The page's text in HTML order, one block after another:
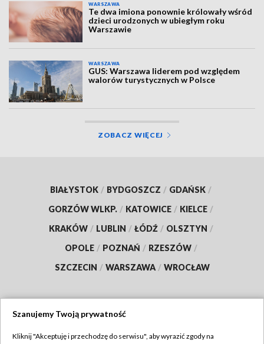
WARSZAWA
Te dwa imiona ponownie królowały wśród
dzieci urodzonych w ubiegłym roku
Warszawie
WARSZAWA
GUS: Warszawa liderem pod względem
walorów turystycznych w Polsce
ZOBACZ WIĘCEJ
BIAŁYSTOK / BYDGOSZCZ / GDAŃSK /
GORZÓW WLKP. / KATOWICE / KIELCE /
KRAKÓW / LUBLIN / ŁÓDŹ / OLSZTYN /
OPOLE / POZNAŃ / RZESZÓW /
SZCZECIN / WARSZAWA / WROCŁAW
Szanujemy Twoją prywatność
Kliknij "Akceptuję i przechodzę do serwisu", aby wyrazić zgody na